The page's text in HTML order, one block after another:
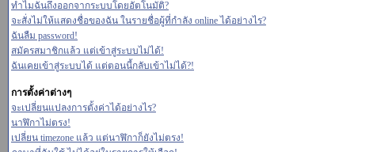
ทำไมฉันถึงออกจากระบบโดยอัตโนมัติ?
จะสั่งไม่ให้แสดงชื่อของฉัน ในรายชื่อผู้ที่กำลัง online ได้อย่างไร?
ฉันลืม password!
สมัครสมาชิกแล้ว แต่เข้าสู่ระบบไม่ได้!
ฉันเคยเข้าสู่ระบบได้ แต่ตอนนี้กลับเข้าไม่ได้?!
การตั้งค่าต่างๆ
จะเปลี่ยนแปลงการตั้งค่าได้อย่างไร?
นาฬิกาไม่ตรง!
เปลี่ยน timezone แล้ว แต่นาฬิกาก็ยังไม่ตรง!